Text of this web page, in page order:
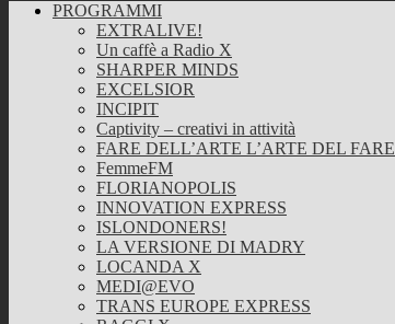
PROGRAMMI
EXTRALIVE!
Un caffè a Radio X
SHARPER MINDS
EXCELSIOR
INCIPIT
Captivity – creativi in attività
FARE DELL’ARTE L’ARTE DEL FARE
FemmeFM
FLORIANOPOLIS
INNOVATION EXPRESS
ISLONDONERS!
LA VERSIONE DI MADRY
LOCANDA X
MEDI@EVO
TRANS EUROPE EXPRESS